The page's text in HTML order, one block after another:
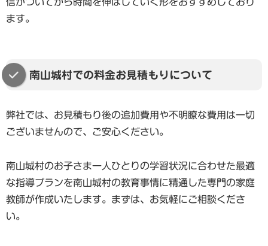
ます。
南山城村での料金お見積もりについて
弊社では、お見積もり後の追加費用や不明瞭な費用は一切
ございませんので、ご安心ください。
南山城村のお子さま一人ひとりの学習状況に合わせた最適
な指導プランを南山城村の教育事情に精通した専門の家庭
教師が作成いたします。まずは、お気軽にご相談くださ
い。